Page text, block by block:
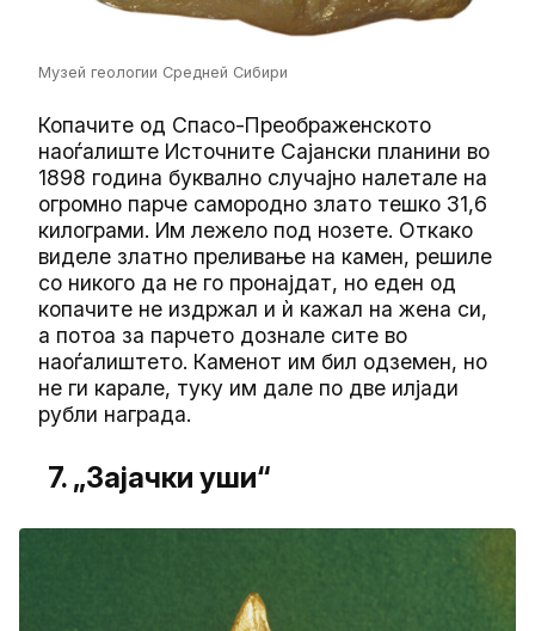
Музей геологии Средней Сибири
Копачите од Спасо-Преображенското
наоѓалиште Источните Сајански планини во
1898 година буквално случајно налетале на
огромно парче самородно злато тешко 31,6
килограми. Им лежело под нозете. Откако
виделе златно преливање на камен, решиле
со никого да не го пронајдат, но еден од
копачите не издржал и ѝ кажал на жена си,
а потоа за парчето дознале сите во
наоѓалиштето. Каменот им бил одземен, но
не ги карале, туку им дале по две илјади
рубли награда.
7. „Зајачки уши“